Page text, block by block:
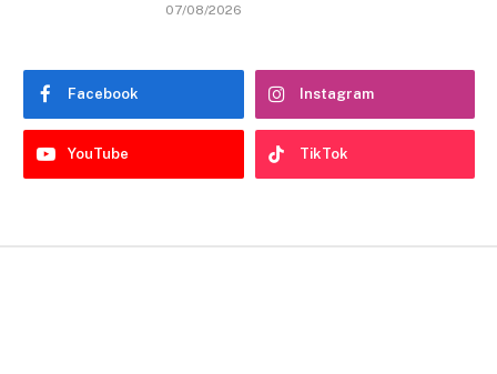
07/08/2026
Facebook Instagram
YouTube TikTok